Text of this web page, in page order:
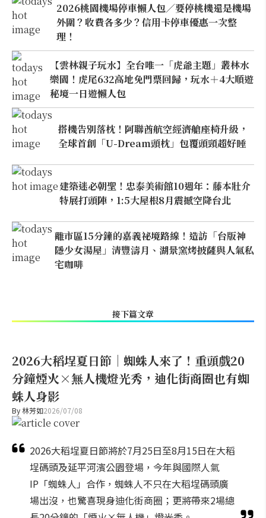
2026桃園機場停車懶人包／要停桃機還是機場
外圍？收費各多少？信用卡停車優惠一次整
理！
【雲林親子玩水】全台唯一「虎爺主題」叢林水
樂園！虎尾632高地免門票回歸，玩水＋4大順遊
秘境一日遊懶人包
搭機告別落枕！阿聯酋航空經濟艙座椅升級，
全球首創「U-Dream頭枕」包覆頭頸超好睡
建築迷必朝聖！忠泰美術館10週年：藤本壯介
特展打頭陣，1:5大屋根8月震撼空降台北
離市區15分鐘的嘉義祕境路線！造訪「台版神
隱少女湯屋」清豐濤月、湖景窯烤披薩與人氣私
宅咖啡
接下篇文章
2026大稻埕夏日節｜蜘蛛人來了！重頭戲20
分鐘煙火×無人機燈光秀，迪化街商圈也有蜘
蛛人身影
By林芳如2026/07/08
2026大稻埕夏日節將於7月25日至8月15日在大稻
埕碼頭及延平河濱公園登場，今年與國際人氣
IP「蜘蛛人」合作，蜘蛛人不只在大稻埕碼頭廣
場出沒，也驚喜現身迪化街商圈；更將帶來2場總